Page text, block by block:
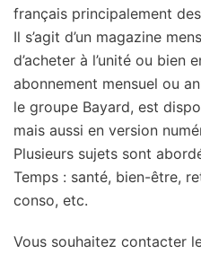
français principalement
Il s’agit d’un magazine
d’acheter à l’unité ou bien
abonnement mensuel ou
le groupe Bayard, est
mais aussi en version
Plusieurs sujets sont
Temps : santé, bien-être,
conso, etc.
Vous souhaitez contacter